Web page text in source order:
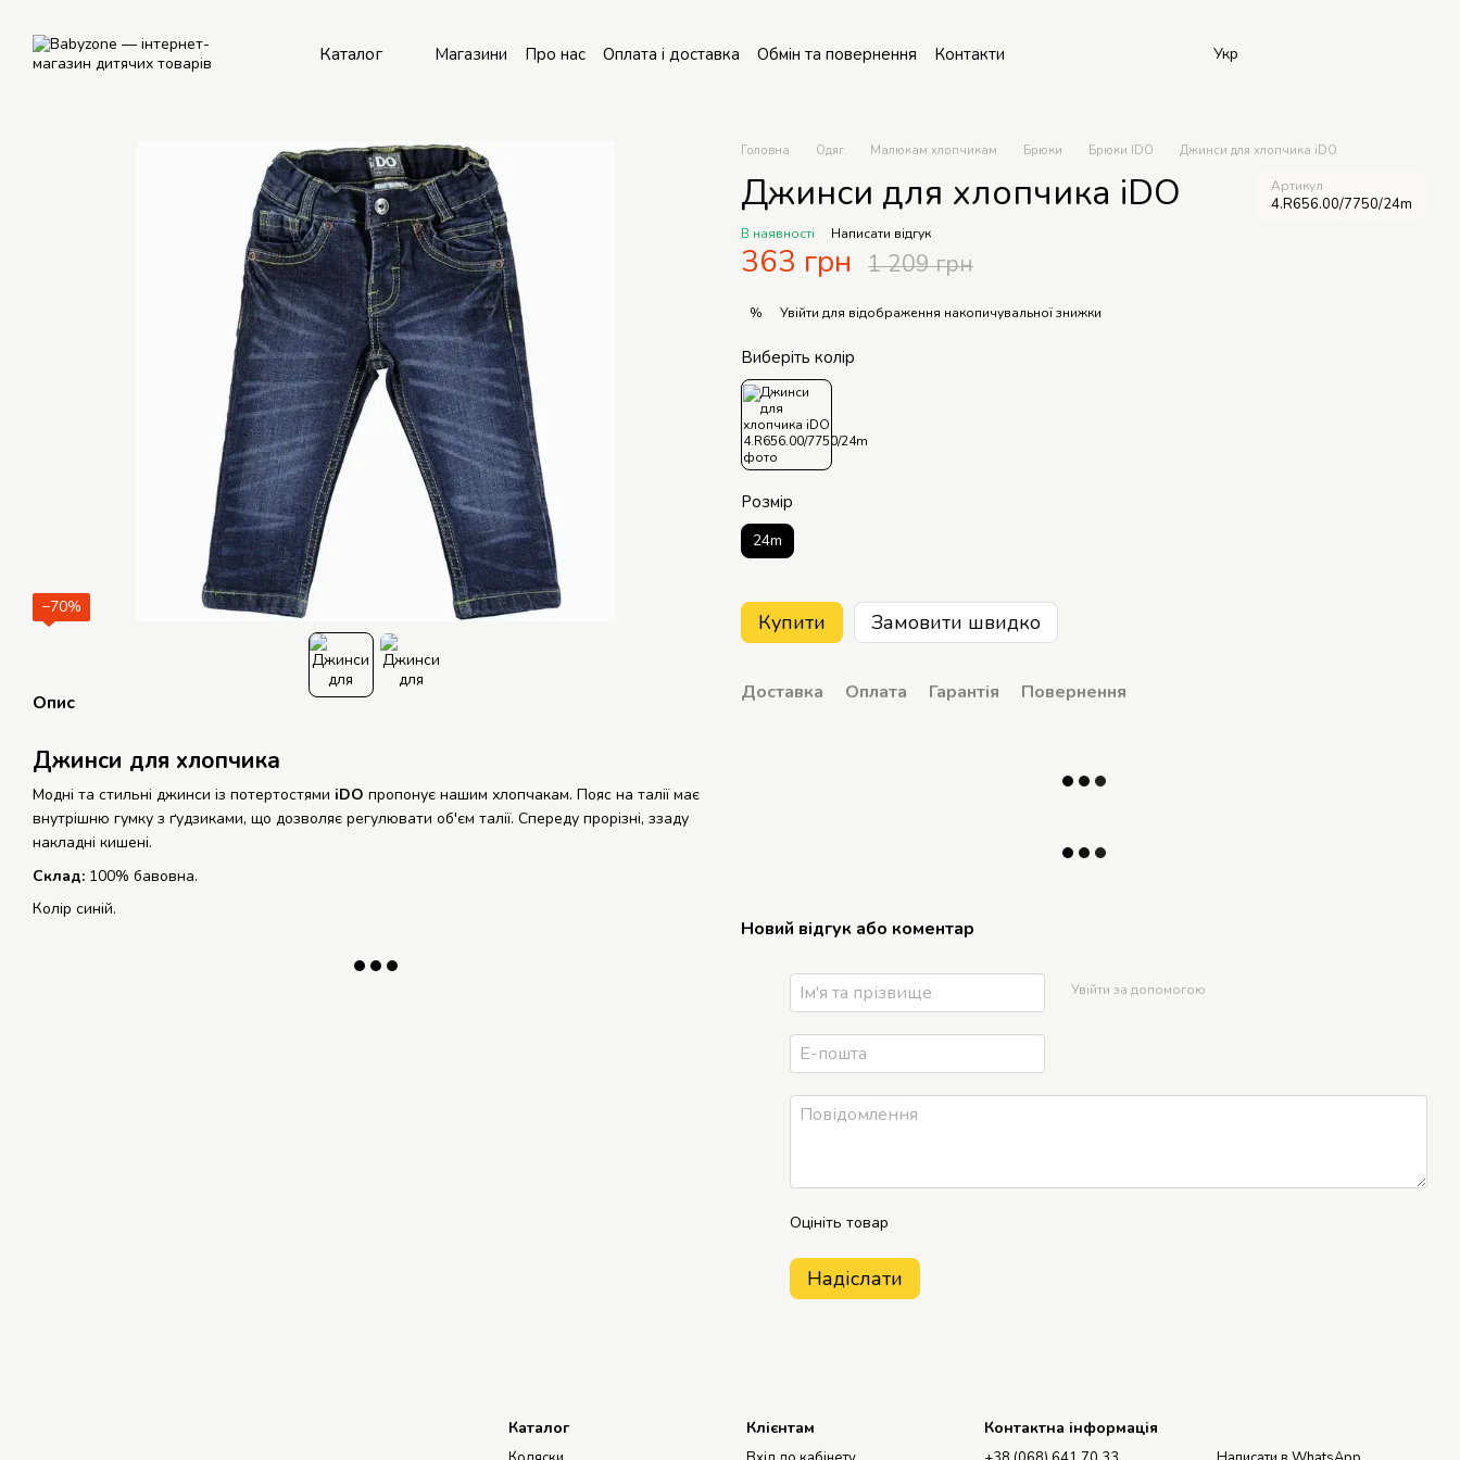
Каталог Магазини Про нас Оплата і доставка Обмін та повернення
Контакти
Укр
−70%
Опис
Джинси для хлопчика
Модні та стильні джинси із потертостями іDO пропонує нашим хлопчакам. Пояс на талії має
внутрішню гумку з ґудзиками, що дозволяє регулювати об'єм талії. Спереду прорізні, ззаду
накладні кишені.
Склад: 100% бавовна.
Колір синій.
Головна Одяг Малюкам хлопчикам Брюки Брюки IDO Джинси для хлопчика iDO
Джинси для хлопчика iDO Артикул
4.R656.00/7750/24m
В наявності Написати відгук
363 грн 1 209 грн
% Увійти для відображення накопичувальної знижки
Виберіть колір
Розмір
24m
Купити Замовити швидко
Доставка Оплата Гарантія Повернення
Новий відгук або коментар
Увійти за допомогою
Оцініть товар
Надіслати
Каталог Клієнтам Контактна інформація